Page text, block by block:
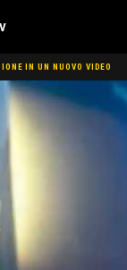
IN UN NUOVO VIDEO